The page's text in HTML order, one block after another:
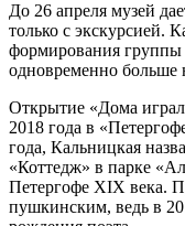
До 26 апреля музей
только с экскурсией.
формирования группы
одновременно больше
Открытие «Дома
2018 года в
года, Кальницкая
«Коттедж» в парке
Петергофе XIX века.
пушкинским, ведь в